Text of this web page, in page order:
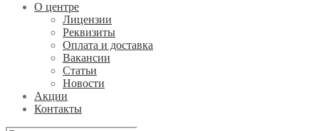
О центре
Лицензии
Реквизиты
Оплата и доставка
Вакансии
Статьи
Новости
Акции
Контакты